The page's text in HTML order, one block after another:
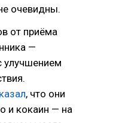
очевидны.
от приёма
—
улучшением
, что они
и кокаин — на